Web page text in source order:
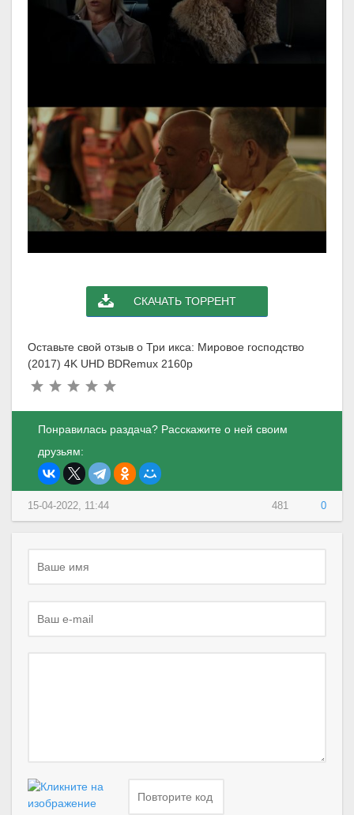
СКАЧАТЬ ТОРРЕНТ
Оставьте свой отзыв о Три икса: Мировое господство
(2017) 4K UHD BDRemux 2160p
Понравилась раздача? Расскажите о ней своим
друзьям:
481 0
15-04-2022, 11:44